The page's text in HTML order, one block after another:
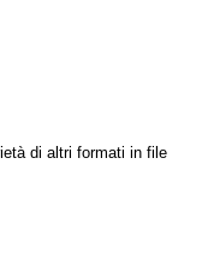
di altri formati in file